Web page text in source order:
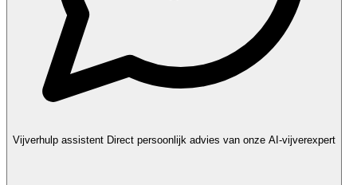
Vijverhulp assistent Direct persoonlijk advies van onze AI-vijverexpert